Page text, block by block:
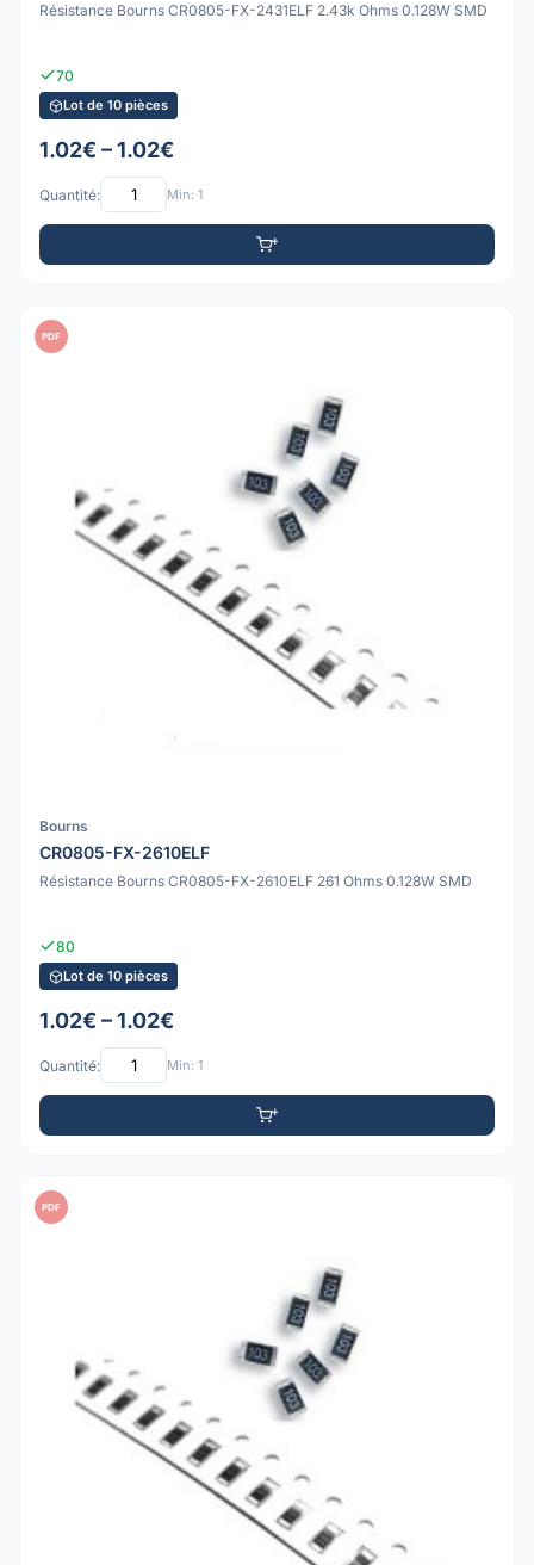
Résistance Bourns CR0805-FX-2431ELF 2.43k Ohms 0.128W SMD
70
Lot de 10 pièces
1.02€ – 1.02€
Quantité: Min: 1
PDF
Bourns
CR0805-FX-2610ELF
Résistance Bourns CR0805-FX-2610ELF 261 Ohms 0.128W SMD
80
Lot de 10 pièces
1.02€ – 1.02€
Quantité: Min: 1
PDF